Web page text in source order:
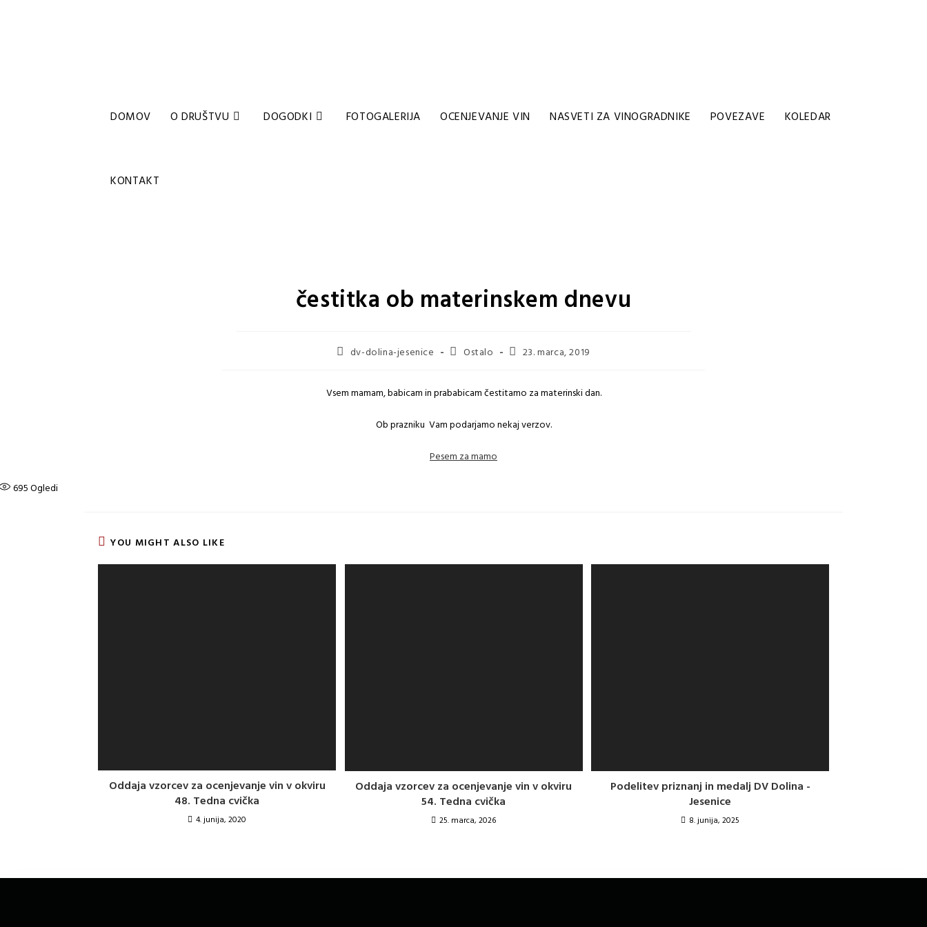
DOMOV O DRUŠTVU DOGODKI FOTOGALERIJA OCENJEVANJE VIN NASVETI ZA VINOGRADNIKE POVEZAVE KOLEDAR
KONTAKT
čestitka ob materinskem dnevu
dv-dolina-jesenice Ostalo 23. marca, 2019
Vsem mamam, babicam in prababicam čestitamo za materinski dan.
Ob prazniku Vam podarjamo nekaj verzov.
Pesem za mamo
695Ogledi
YOU MIGHT ALSO LIKE
Oddaja vzorcev za ocenjevanje vin v okviru
48. Tedna cvička
4. junija, 2020
Oddaja vzorcev za ocenjevanje vin v okviru
54. Tedna cvička
25. marca, 2026
Podelitev priznanj in medalj DV Dolina -
Jesenice
8. junija, 2025